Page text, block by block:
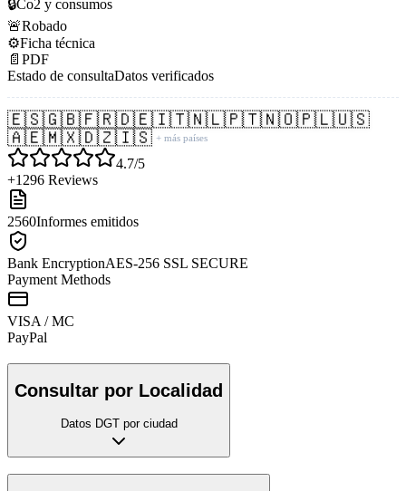
🔒Co2 y consumos
🚨Robado
⚙️Ficha técnica
📄 PDF
Estado de consultaDatos verificados
🇪🇸🇬🇧🇫🇷🇩🇪🇮🇹🇳🇱🇵🇹🇳🇴🇵🇱🇺🇸
🇦🇪🇲🇽🇩🇿🇮🇸 + más países
4.7/5
+1296 Reviews
2560Informes emitidos
Bank EncryptionAES-256 SSL SECURE
Payment Methods
VISA / MC
PayPal
Consultar por Localidad
Datos DGT por ciudad